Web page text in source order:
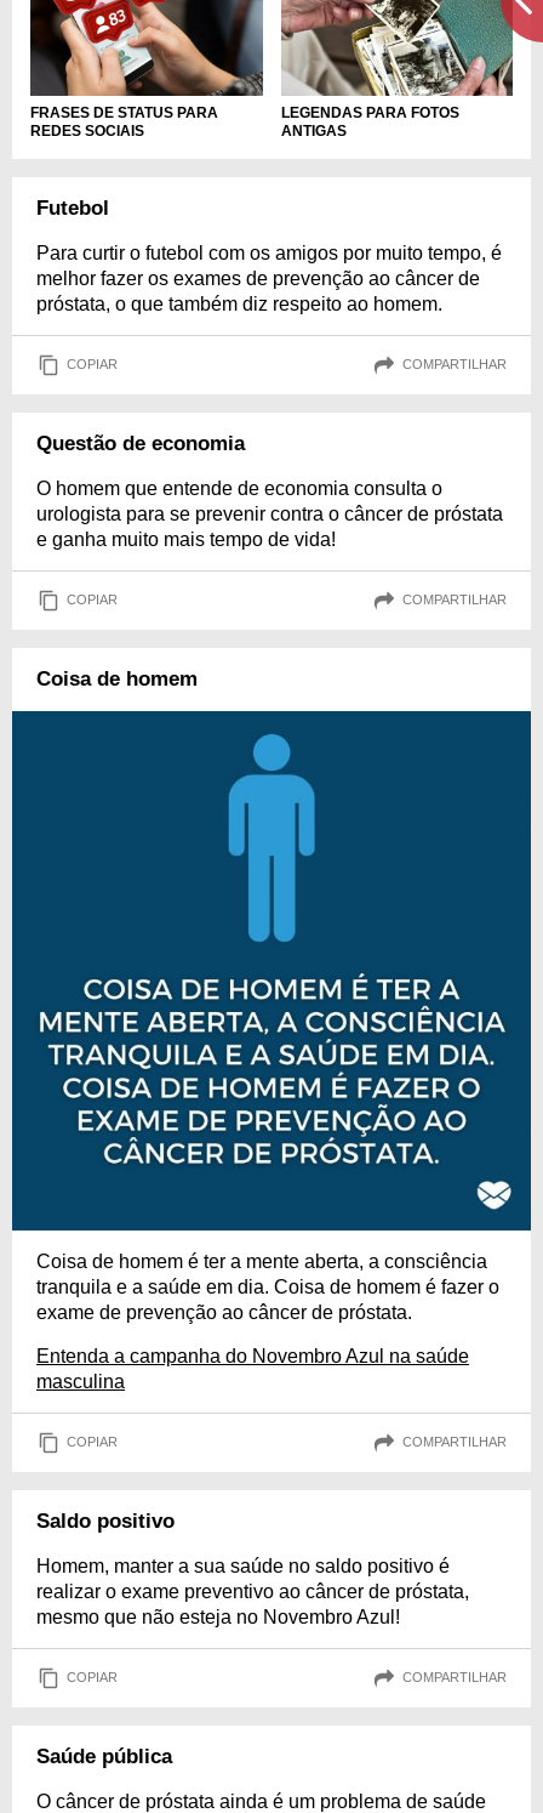
FRASES DE STATUS PARA
REDES SOCIAIS
LEGENDAS PARA FOTOS
ANTIGAS
Futebol
Para curtir o futebol com os amigos por muito tempo, é
melhor fazer os exames de prevenção ao câncer de
próstata, o que também diz respeito ao homem.
COPIAR COMPARTILHAR
Questão de economia
O homem que entende de economia consulta o
urologista para se prevenir contra o câncer de próstata
e ganha muito mais tempo de vida!
COPIAR COMPARTILHAR
Coisa de homem
Coisa de homem é ter a mente aberta, a consciência
tranquila e a saúde em dia. Coisa de homem é fazer o
exame de prevenção ao câncer de próstata.
Entenda a campanha do Novembro Azul na saúde
masculina
COPIAR COMPARTILHAR
Saldo positivo
Homem, manter a sua saúde no saldo positivo é
realizar o exame preventivo ao câncer de próstata,
mesmo que não esteja no Novembro Azul!
COPIAR COMPARTILHAR
Saúde pública
O câncer de próstata ainda é um problema de saúde